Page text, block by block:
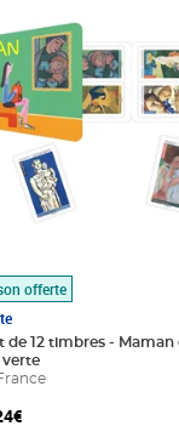
offerte
de 12 timbres - Maman
verte